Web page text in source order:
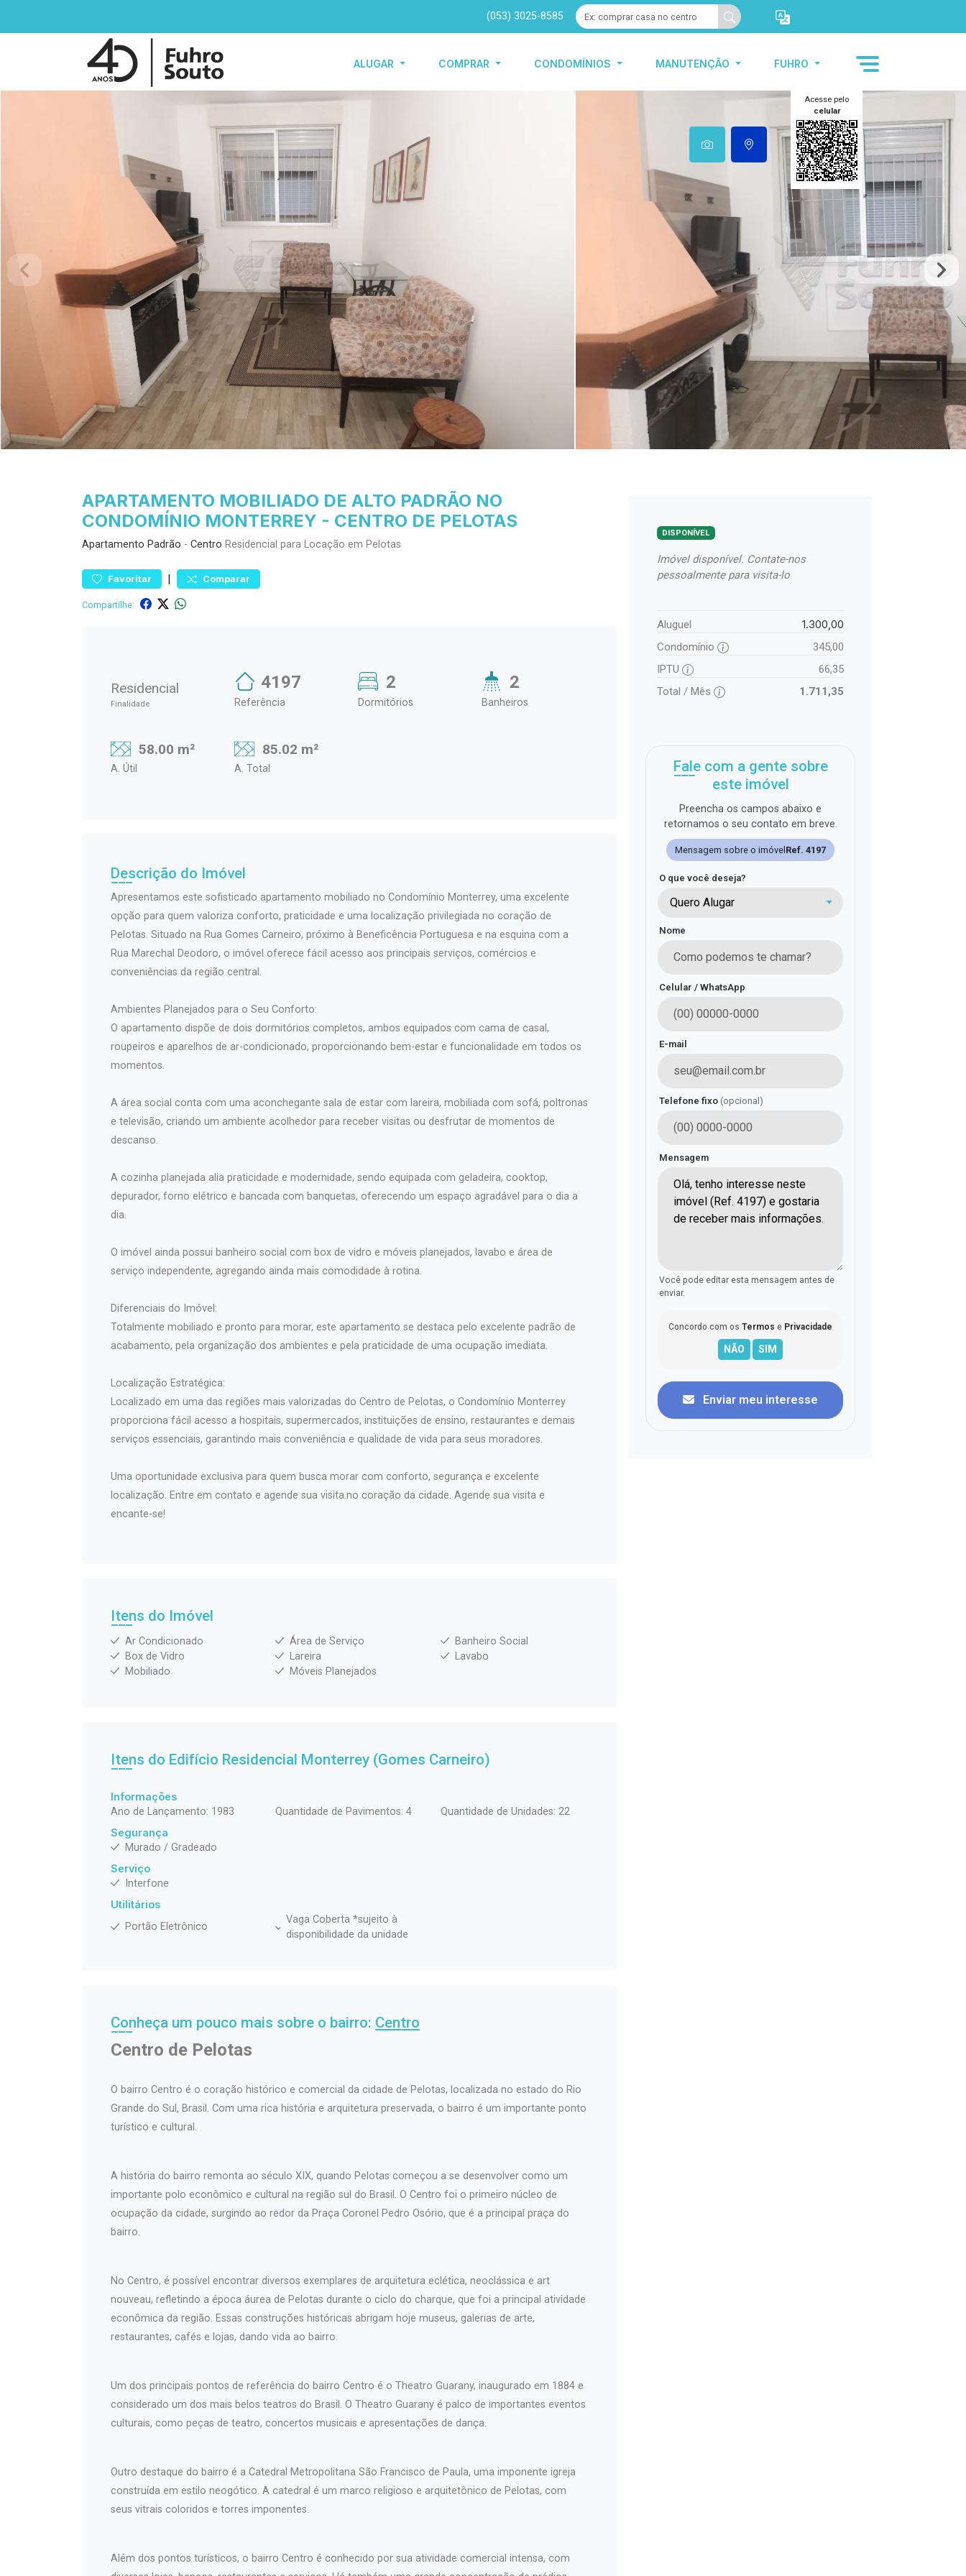
(053) 3025-8585
ALUGAR COMPRAR CONDOMÍNIOS MANUTENÇÃO FUHRO
Acesse pelo
celular
APARTAMENTO MOBILIADO DE ALTO PADRÃO NO
CONDOMÍNIO MONTERREY - CENTRO DE PELOTAS
Apartamento Padrão - Centro Residencial para Locação em Pelotas
Favoritar | Comparar
Compartilhe:
Residencial
Finalidade
4197
Referência
2
Dormitórios
2
Banheiros
58.00 m²
A. Útil
85.02 m²
A. Total
Descrição do Imóvel
Apresentamos este sofisticado apartamento mobiliado no Condomínio Monterrey, uma excelente
opção para quem valoriza conforto, praticidade e uma localização privilegiada no coração de
Pelotas. Situado na Rua Gomes Carneiro, próximo à Beneficência Portuguesa e na esquina com a
Rua Marechal Deodoro, o imóvel oferece fácil acesso aos principais serviços, comércios e
conveniências da região central.
Ambientes Planejados para o Seu Conforto:
O apartamento dispõe de dois dormitórios completos, ambos equipados com cama de casal,
roupeiros e aparelhos de ar-condicionado, proporcionando bem-estar e funcionalidade em todos os
momentos.
A área social conta com uma aconchegante sala de estar com lareira, mobiliada com sofá, poltronas
e televisão, criando um ambiente acolhedor para receber visitas ou desfrutar de momentos de
descanso.
A cozinha planejada alia praticidade e modernidade, sendo equipada com geladeira, cooktop,
depurador, forno elétrico e bancada com banquetas, oferecendo um espaço agradável para o dia a
dia.
O imóvel ainda possui banheiro social com box de vidro e móveis planejados, lavabo e área de
serviço independente, agregando ainda mais comodidade à rotina.
Diferenciais do Imóvel:
Totalmente mobiliado e pronto para morar, este apartamento se destaca pelo excelente padrão de
acabamento, pela organização dos ambientes e pela praticidade de uma ocupação imediata.
Localização Estratégica:
Localizado em uma das regiões mais valorizadas do Centro de Pelotas, o Condomínio Monterrey
proporciona fácil acesso a hospitais, supermercados, instituições de ensino, restaurantes e demais
serviços essenciais, garantindo mais conveniência e qualidade de vida para seus moradores.
Uma oportunidade exclusiva para quem busca morar com conforto, segurança e excelente
localização. Entre em contato e agende sua visita.no coração da cidade. Agende sua visita e
encante-se!
Itens do Imóvel
Ar Condicionado Área de Serviço
Banheiro Social
Box de Vidro
Lareira
Lavabo
Mobiliado
Móveis Planejados
Itens do Edifício Residencial Monterrey (Gomes Carneiro)
Informações
Ano de Lançamento: 1983
Quantidade de Pavimentos: 4
Quantidade de Unidades: 22
Segurança
Murado / Gradeado
Serviço
Interfone
Utilitários
Portão Eletrônico
Vaga Coberta *sujeito à
disponibilidade da unidade
Conheça um pouco mais sobre o bairro: Centro
Centro de Pelotas
O bairro Centro é o coração histórico e comercial da cidade de Pelotas, localizada no estado do Rio
Grande do Sul, Brasil. Com uma rica história e arquitetura preservada, o bairro é um importante ponto
turístico e cultural.
A história do bairro remonta ao século XIX, quando Pelotas começou a se desenvolver como um
importante polo econômico e cultural na região sul do Brasil. O Centro foi o primeiro núcleo de
ocupação da cidade, surgindo ao redor da Praça Coronel Pedro Osório, que é a principal praça do
bairro.
No Centro, é possível encontrar diversos exemplares de arquitetura eclética, neoclássica e art
nouveau, refletindo a época áurea de Pelotas durante o ciclo do charque, que foi a principal atividade
econômica da região. Essas construções históricas abrigam hoje museus, galerias de arte,
restaurantes, cafés e lojas, dando vida ao bairro.
Um dos principais pontos de referência do bairro Centro é o Theatro Guarany, inaugurado em 1884 e
considerado um dos mais belos teatros do Brasil. O Theatro Guarany é palco de importantes eventos
culturais, como peças de teatro, concertos musicais e apresentações de dança.
Outro destaque do bairro é a Catedral Metropolitana São Francisco de Paula, uma imponente igreja
construída em estilo neogótico. A catedral é um marco religioso e arquitetônico de Pelotas, com
seus vitrais coloridos e torres imponentes.
Além dos pontos turísticos, o bairro Centro é conhecido por sua atividade comercial intensa, com
DISPONÍVEL
Imóvel disponível. Contate-nos
pessoalmente para visita-lo
Aluguel 1.300,00
Condomínio
345,00
IPTU
66,35
Total / Mês
1.711,35
Fale com a gente sobre
este imóvel
Preencha os campos abaixo e
retornamos o seu contato em breve.
Mensagem sobre o imóvel Ref. 4197
O que você deseja?
Quero Alugar
Nome
Celular / WhatsApp
E-mail
Telefone fixo (opcional)
Mensagem
Você pode editar esta mensagem antes de
enviar.
Concordo com os Termos e Privacidade
Enviar meu interesse